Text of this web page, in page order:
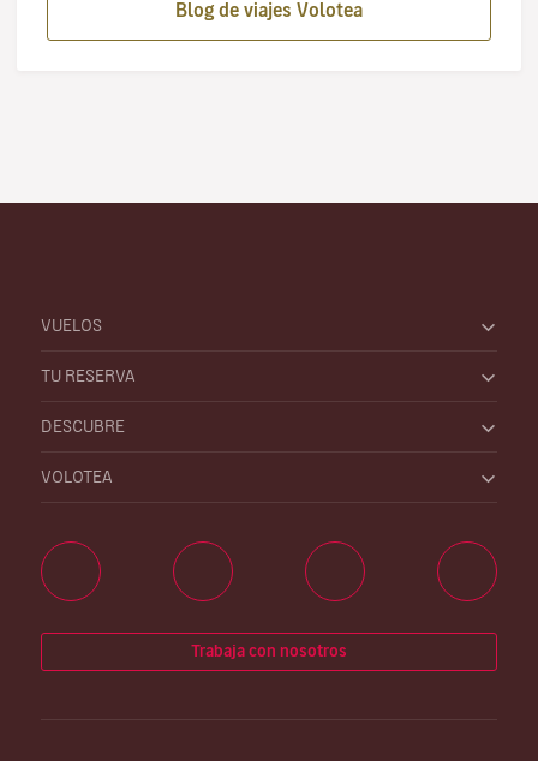
Blog de viajes Volotea
VUELOS
TU RESERVA
DESCUBRE
VOLOTEA
Trabaja con nosotros